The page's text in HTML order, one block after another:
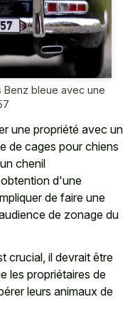
Benz bleue avec une
une propriété avec un
de cages pour chiens
chenil
d'une
de faire une
de zonage du
crucial, il devrait être
les propriétaires de
leurs animaux de